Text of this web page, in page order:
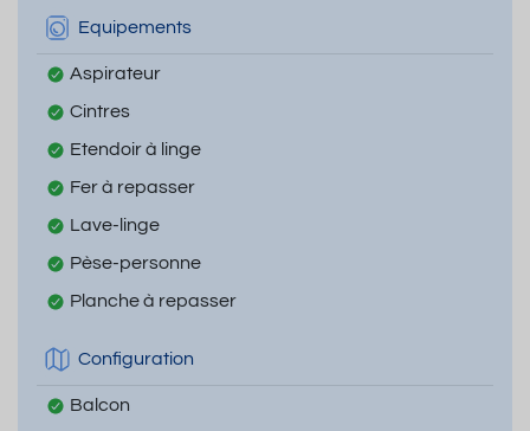
Equipements
Aspirateur
Cintres
Etendoir à linge
Fer à repasser
Lave-linge
Pèse-personne
Planche à repasser
Configuration
Balcon